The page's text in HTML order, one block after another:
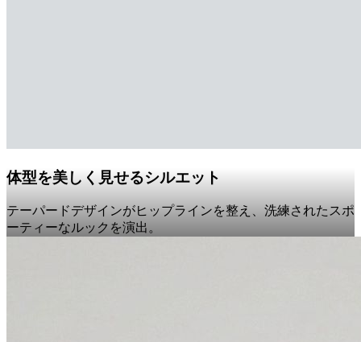
体型を美しく見せるシルエット
テーパードデザインがヒップラインを整え、洗練されたスポ
ーティーなルックを演出。